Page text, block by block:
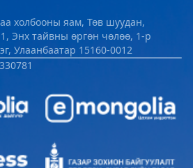
Хүнс хөдөө, аж ахуйн
холбооны яам, Төв шуудан,
Энх тайвны өргөн чөлөө, 1-р
Улаанбаатар 15160-0012